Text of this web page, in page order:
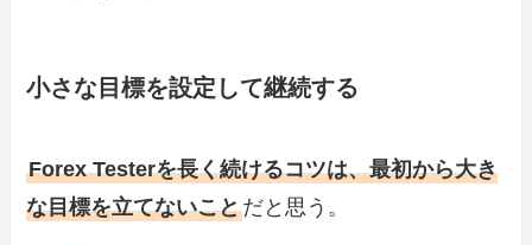
小さな目標を設定して継続する
Forex Testerを長く続けるコツは、最初から大き
な目標を立てないことだと思う。